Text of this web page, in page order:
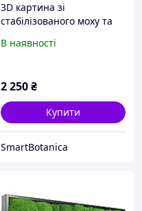
3D картина зі
стабілізованого моху та
В наявності
2 250₴
Купити
SmartBotanica